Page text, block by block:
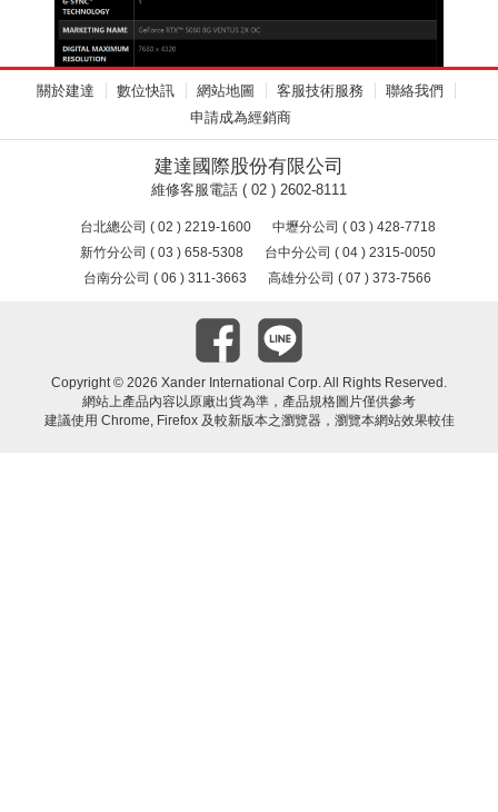
關於建達 數位快訊 網站地圖 客服技術服務
聯絡我們
申請成為經銷商
建達國際股份有限公司
維修客服電話 ( 02 ) 2602-8111
台北總公司 ( 02 ) 2219-1600
中壢分公司 ( 03 ) 428-7718
新竹分公司 ( 03 ) 658-5308
台中分公司 ( 04 ) 2315-0050
台南分公司 ( 06 ) 311-3663
高雄分公司 ( 07 ) 373-7566
Copyright © 2026 Xander International Corp. All Rights Reserved.
網站上產品內容以原廠出貨為準，產品規格圖片僅供參考
建議使用 Chrome, Firefox 及較新版本之瀏覽器，瀏覽本網站效果較佳